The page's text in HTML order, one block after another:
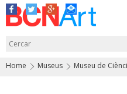
Home Museus Museu de